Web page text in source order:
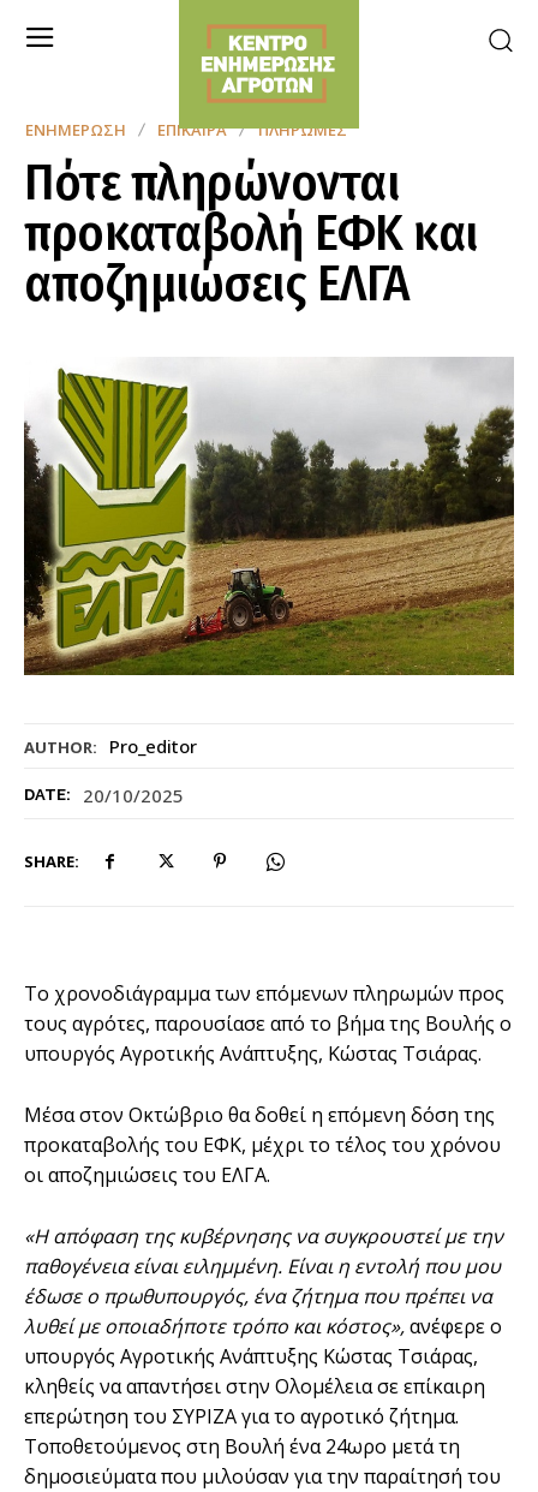
AUTHOR: Pro_editor
DATE: 20/10/2025
SHARE:
ΕΝΗΜΈΡΩΣΗ ΕΠΊΚΑΙΡΑ ΠΛΗΡΩΜΈΣ
Πότε πληρώνονται
προκαταβολή ΕΦΚ και
αποζημιώσεις ΕΛΓΑ
Το χρονοδιάγραμμα των επόμενων πληρωμών προς
τους αγρότες, παρουσίασε από το βήμα της Βουλής ο
υπουργός Αγροτικής Ανάπτυξης, Κώστας Τσιάρας.
Μέσα στον Οκτώβριο θα δοθεί η επόμενη δόση της
προκαταβολής του ΕΦΚ, μέχρι το τέλος του χρόνου
οι αποζημιώσεις του ΕΛΓΑ.
«Η απόφαση της κυβέρνησης να συγκρουστεί με την
παθογένεια είναι ειλημμένη. Είναι η εντολή που μου
έδωσε ο πρωθυπουργός, ένα ζήτημα που πρέπει να
λυθεί με οποιαδήποτε τρόπο και κόστος»,ανέφερε ο
υπουργός Αγροτικής Ανάπτυξης Κώστας Τσιάρας,
κληθείς να απαντήσει στην Ολομέλεια σε επίκαιρη
επερώτηση του ΣΥΡΙΖΑ για το αγροτικό ζήτημα.
Τοποθετούμενος στη Βουλή ένα 24ωρο μετά τη
δημοσιεύματα που μιλούσαν για την παραίτησή του